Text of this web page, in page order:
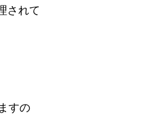
されて
すの